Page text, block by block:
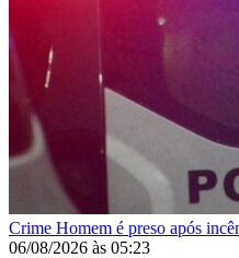
Crime Homem é preso após
06/08/2026 às 05:23